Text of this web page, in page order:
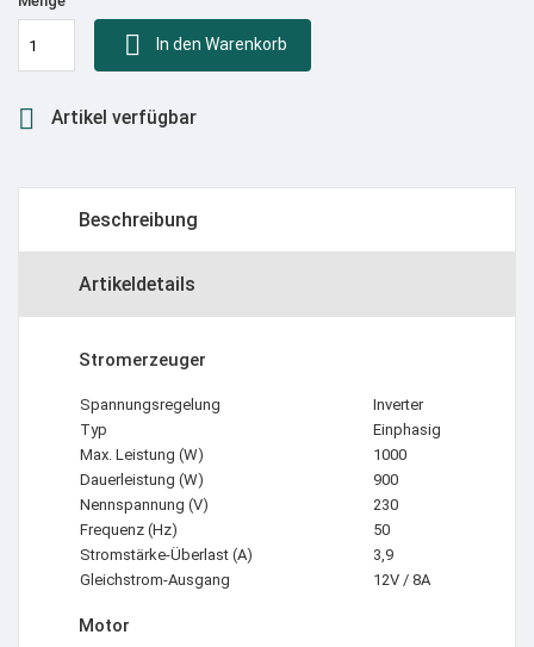
 In den Warenkorb
 Artikel verfügbar
Beschreibung
Artikeldetails
Stromerzeuger
Spannungsregelung
Inverter
Typ
Einphasig
Max. Leistung (W)
1000
Dauerleistung (W)
900
Nennspannung (V)
230
Frequenz (Hz)
50
Stromstärke-Überlast (A)
3,9
Gleichstrom-Ausgang
12V / 8A
Motor